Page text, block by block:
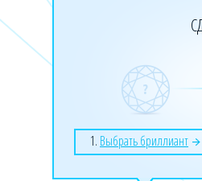
1. Выбрать бриллиант